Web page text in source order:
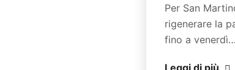
Per San
rigenerare la
fino a venerdì…
Leggi di più